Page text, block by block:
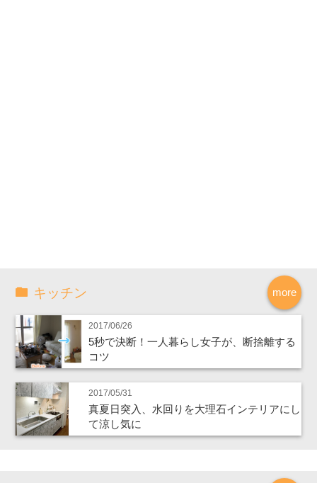
more
キッチン
2017/06/26
5秒で決断！一人暮らし女子が、断捨離する
コツ
2017/05/31
真夏日突入、水回りを大理石インテリアにし
て涼し気に